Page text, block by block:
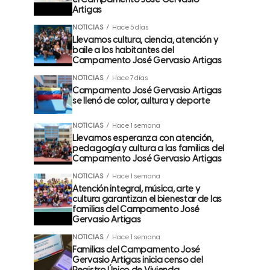
Artigas
NOTICIAS Hace 5 días
Llevamos cultura, ciencia, atención y
baile a los habitantes del
Campamento José Gervasio Artigas
NOTICIAS Hace 7 días
Campamento José Gervasio Artigas
se llenó de color, cultura y deporte
NOTICIAS Hace 1 semana
Llevamos esperanza con atención,
pedagogía y cultura a las familias del
Campamento José Gervasio Artigas
NOTICIAS Hace 1 semana
Atención integral, música, arte y
cultura garantizan el bienestar de las
familias del Campamento José
Gervasio Artigas
NOTICIAS Hace 1 semana
Familias del Campamento José
Gervasio Artigas inicia censo del